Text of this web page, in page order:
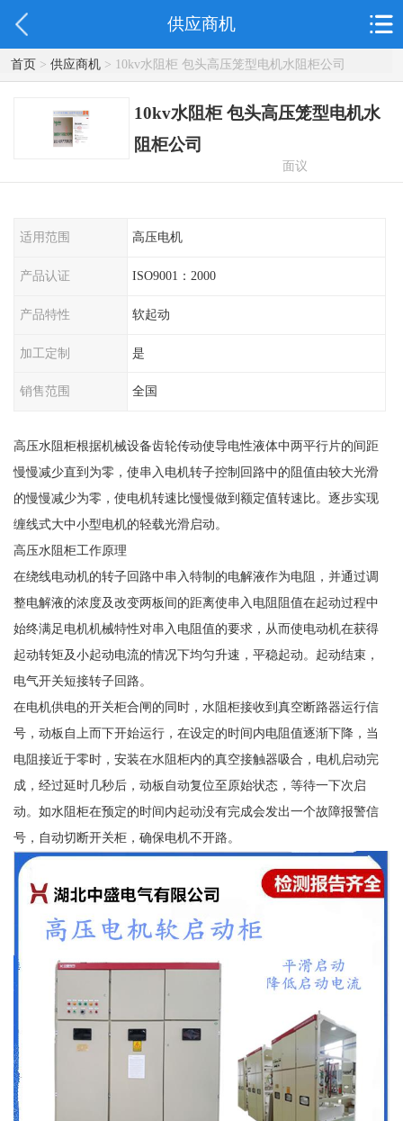
供应商机
首页> 供应商机> 10kv水阻柜 包头高压笼型电机水阻柜公司
10kv水阻柜 包头高压笼型电机水
阻柜公司
面议
适用范围 高压电机
产品认证 ISO9001：2000
产品特性 软起动
加工定制 是
销售范围 全国
高压水阻柜根据机械设备齿轮传动使导电性液体中两平行片的间距
慢慢减少直到为零，使串入电机转子控制回路中的阻值由较大光滑
的慢慢减少为零，使电机转速比慢慢做到额定值转速比。逐步实现
缠线式大中小型电机的轻载光滑启动。
高压水阻柜工作原理
在绕线电动机的转子回路中串入特制的电解液作为电阻，并通过调
整电解液的浓度及改变两板间的距离使串入电阻阻值在起动过程中
始终满足电机机械特性对串入电阻值的要求，从而使电动机在获得
起动转矩及小起动电流的情况下均匀升速，平稳起动。起动结束，
电气开关短接转子回路。
在电机供电的开关柜合闸的同时，水阻柜接收到真空断路器运行信
号，动板自上而下开始运行，在设定的时间内电阻值逐渐下降，当
电阻接近于零时，安装在水阻柜内的真空接触器吸合，电机启动完
成，经过延时几秒后，动板自动复位至原始状态，等待一下次启
动。如水阻柜在预定的时间内起动没有完成会发出一个故障报警信
号，自动切断开关柜，确保电机不开路。